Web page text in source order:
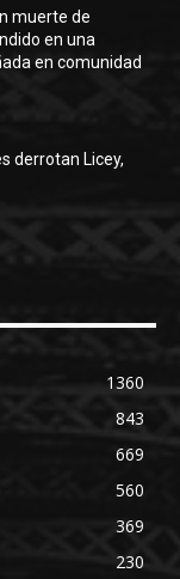
muerte de
en una
en comunidad
derrotan Licey,
1360
843
669
560
369
230